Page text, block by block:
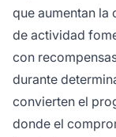
que aumentan la
de actividad
con
durante
convierten el
donde el